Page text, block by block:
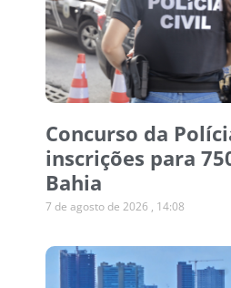
Concurso da
inscrições para
Bahia
7 de agosto de 2026 14:08